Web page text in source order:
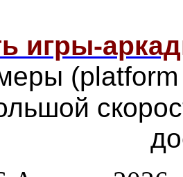
игры-